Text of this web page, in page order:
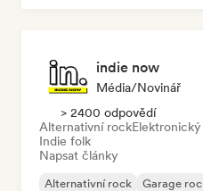
indie now
Média/novinář
> 2400 odpovědí
Alternativní rock
Indie folk
Napsat články
Alternativní rock Garage